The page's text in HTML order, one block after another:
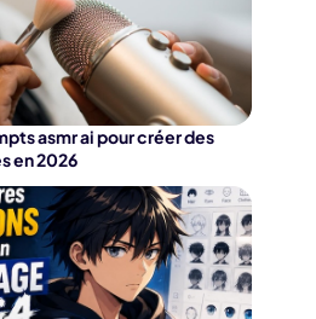
asmr ai pour créer des
en 2026